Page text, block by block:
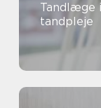
Tandlæge
tandpleje